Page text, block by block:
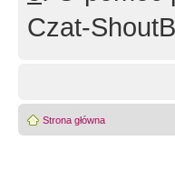
Czat-
Strona główna